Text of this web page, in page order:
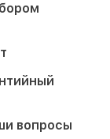
вопросы